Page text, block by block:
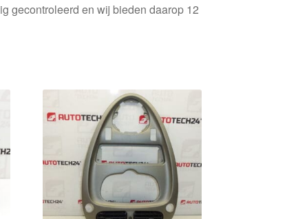
gecontroleerd en wij bieden daarop 12